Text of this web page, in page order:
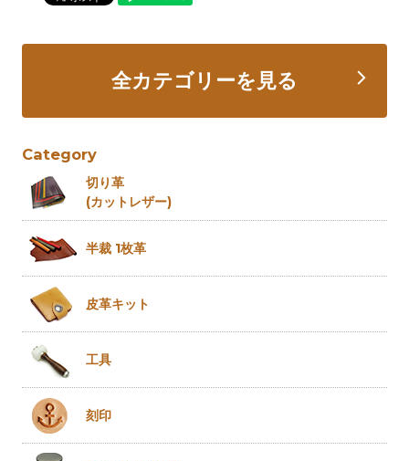
全カテゴリーを見る
Category
切り革
(カットレザー)
半裁 1枚革
皮革キット
工具
刻印